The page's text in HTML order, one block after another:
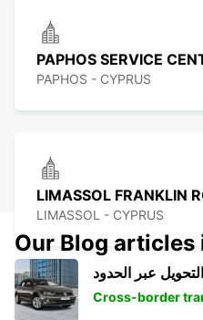
PAPHOS SERVICE
PAPHOS - CYPRUS
LIMASSOL FRANKLIN
LIMASSOL - CYPRUS
عبر الحدود
Cross-border